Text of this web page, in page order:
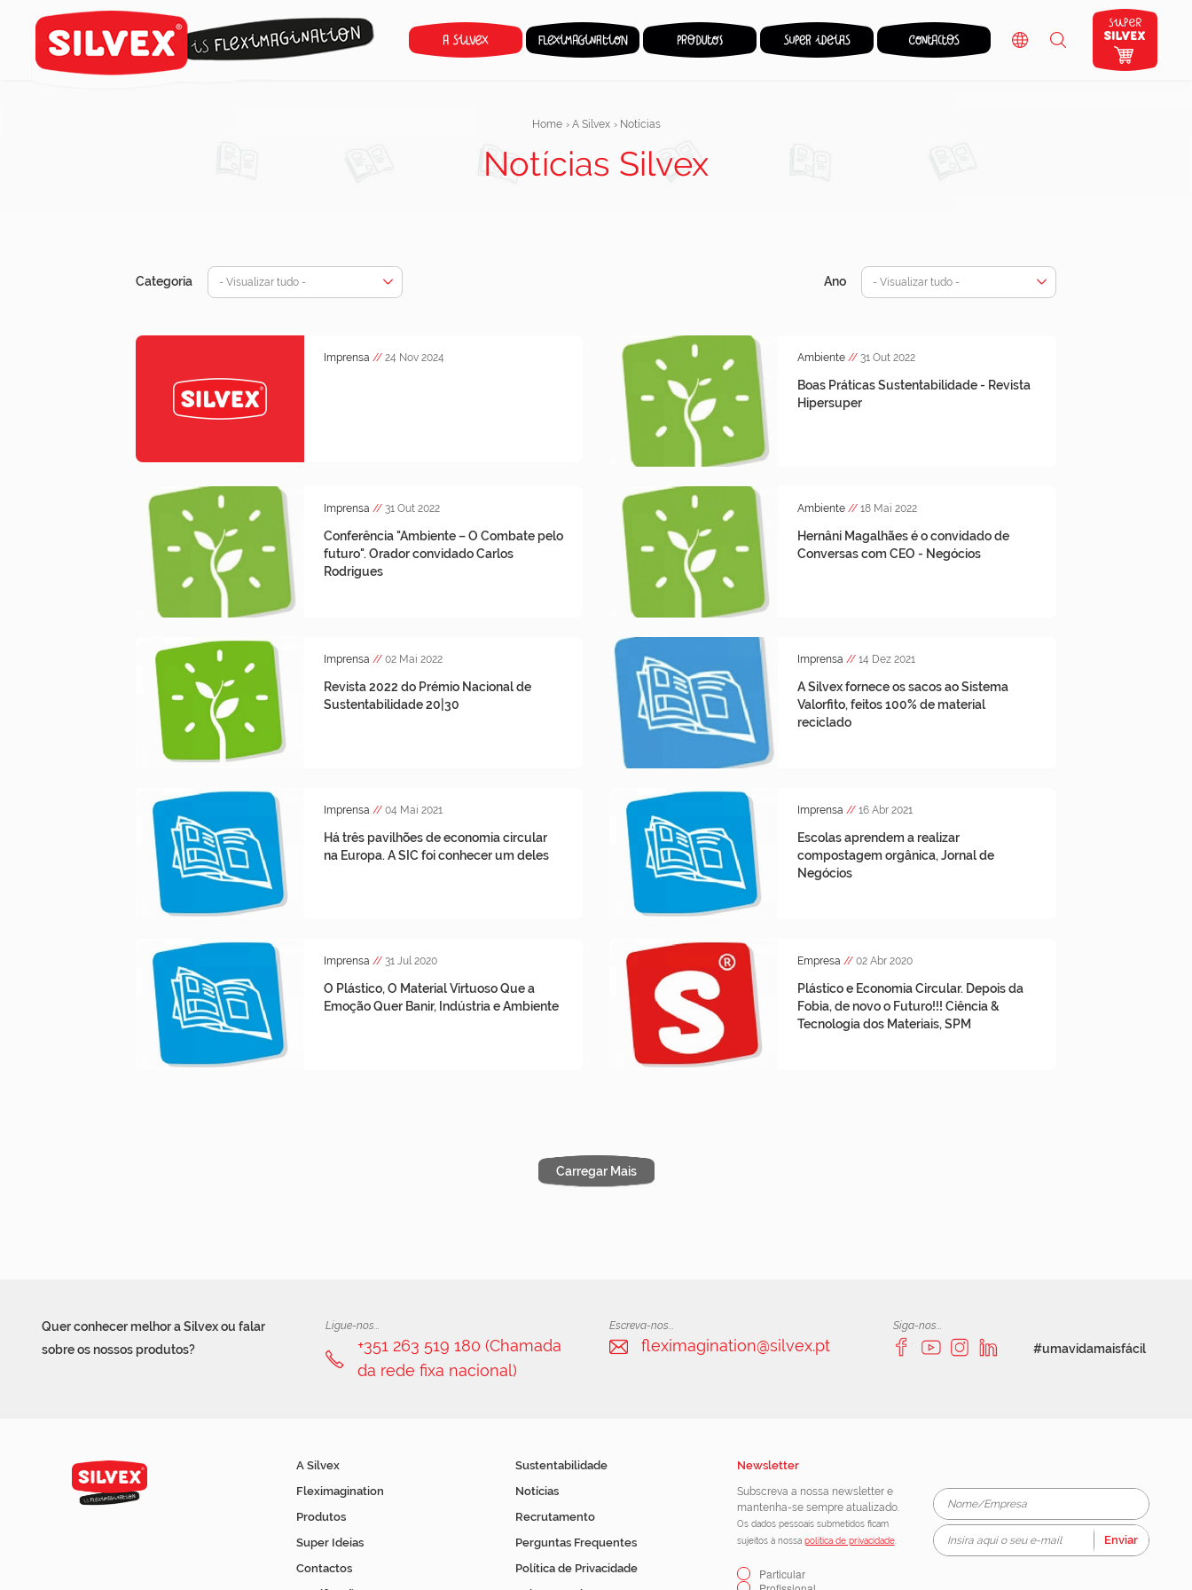
Home › A Silvex › Notícias
Notícias Silvex
Categoria - Visualizar tudo - Ano - Visualizar tudo -
Imprensa // 24 Nov 2024 Ambiente // 31 Out 2022
Boas Práticas Sustentabilidade - Revista
Hipersuper
Imprensa // 31 Out 2022
Conferência "Ambiente – O Combate pelo
futuro". Orador convidado Carlos
Rodrigues
Ambiente // 18 Mai 2022
Hernâni Magalhães é o convidado de
Conversas com CEO - Negócios
Imprensa // 02 Mai 2022
Revista 2022 do Prémio Nacional de
Sustentabilidade 20|30
Imprensa // 14 Dez 2021
A Silvex fornece os sacos ao Sistema
Valorfito, feitos 100% de material
reciclado
Imprensa // 04 Mai 2021
Há três pavilhões de economia circular
na Europa. A SIC foi conhecer um deles
Imprensa // 16 Abr 2021
Escolas aprendem a realizar
compostagem orgânica, Jornal de
Negócios
Imprensa // 31 Jul 2020
O Plástico, O Material Virtuoso Que a
Emoção Quer Banir, Indústria e Ambiente
Empresa // 02 Abr 2020
Plástico e Economia Circular. Depois da
Fobia, de novo o Futuro!!! Ciência &
Tecnologia dos Materiais, SPM
Carregar Mais
Quer conhecer melhor a Silvex ou falar
sobre os nossos produtos?
Ligue-nos...
+351 263 519 180 (Chamada
da rede fixa nacional)
Escreva-nos...
fleximagination@silvex.pt
Siga-nos...
#umavidamaisfácil
A Silvex
Fleximagination
Produtos
Super Ideias
Contactos
Sustentabilidade
Notícias
Recrutamento
Perguntas Frequentes
Política de Privacidade
Newsletter
Subscreva a nossa newsletter e
mantenha-se sempre atualizado.
Os dados pessoais submetidos ficam
sujeitos à nossa política de privacidade.
Particular
Enviar